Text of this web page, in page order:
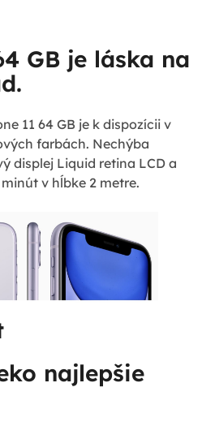
GB je láska na
11 64 GB je k dispozícii v
farbách. Nechýba
displej Liquid retina LCD a
v hĺbke 2 metre.
najlepšie